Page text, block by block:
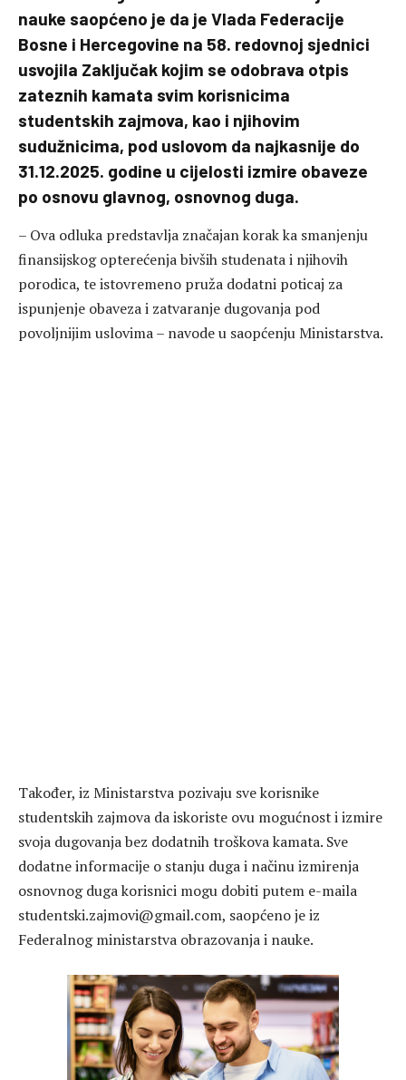
nauke saopćeno je da je Vlada Federacije
Bosne i Hercegovine na 58. redovnoj sjednici
usvojila Zaključak kojim se odobrava otpis
zateznih kamata svim korisnicima
studentskih zajmova, kao i njihovim
sudužnicima, pod uslovom da najkasnije do
31.12.2025. godine u cijelosti izmire obaveze
po osnovu glavnog, osnovnog duga.
– Ova odluka predstavlja značajan korak ka smanjenju
finansijskog opterećenja bivših studenata i njihovih
porodica, te istovremeno pruža dodatni poticaj za
ispunjenje obaveza i zatvaranje dugovanja pod
povoljnijim uslovima – navode u saopćenju Ministarstva.
Također, iz Ministarstva pozivaju sve korisnike
studentskih zajmova da iskoriste ovu mogućnost i izmire
svoja dugovanja bez dodatnih troškova kamata. Sve
dodatne informacije o stanju duga i načinu izmirenja
osnovnog duga korisnici mogu dobiti putem e-maila
studentski.zajmovi@gmail.com, saopćeno je iz
Federalnog ministarstva obrazovanja i nauke.